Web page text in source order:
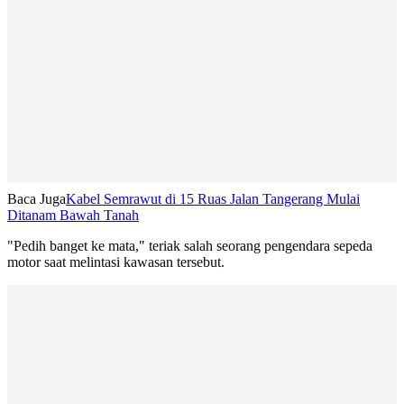
Baca JugaKabel Semrawut di 15 Ruas Jalan Tangerang Mulai
Ditanam Bawah Tanah
"Pedih banget ke mata," teriak salah seorang pengendara sepeda
motor saat melintasi kawasan tersebut.